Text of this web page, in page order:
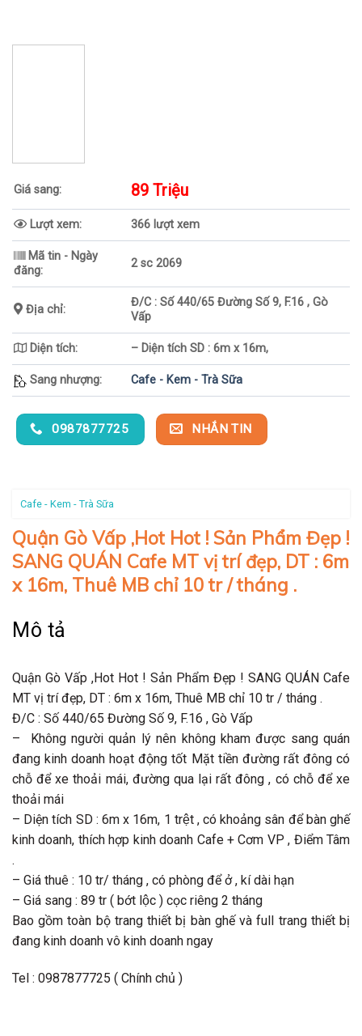
Giá sang: 89 Triệu
Lượt xem: 366 lượt xem
Mã tin - Ngày
đăng:
2 sc 2069
Địa chỉ:
Đ/C : Số 440/65 Đường Số 9, F.16 , Gò
Vấp
Diện tích: – Diện tích SD : 6m x 16m,
Sang nhượng: Cafe - Kem - Trà Sữa
0987877725 NHẮN TIN
Cafe - Kem - Trà Sữa
Quận Gò Vấp ,Hot Hot ! Sản Phẩm Đẹp !
SANG QUÁN Cafe MT vị trí đẹp, DT : 6m
x 16m, Thuê MB chỉ 10 tr / tháng .
Mô tả
Quận Gò Vấp ,Hot Hot ! Sản Phẩm Đẹp ! SANG QUÁN Cafe
MT vị trí đẹp, DT : 6m x 16m, Thuê MB chỉ 10 tr / tháng .
Đ/C : Số 440/65 Đường Số 9, F.16 , Gò Vấp
– Không người quản lý nên không kham được sang quán
đang kinh doanh hoạt động tốt Mặt tiền đường rất đông có
chỗ để xe thoải mái, đường qua lại rất đông , có chỗ để xe
thoải mái
– Diện tích SD : 6m x 16m, 1 trệt , có khoảng sân để bàn ghế
kinh doanh, thích hợp kinh doanh Cafe + Cơm VP , Điểm Tâm
.
– Giá thuê : 10 tr/ tháng , có phòng để ở , kí dài hạn
– Giá sang : 89 tr ( bớt lộc ) cọc riêng 2 tháng
Bao gồm toàn bộ trang thiết bị bàn ghế và full trang thiết bị
đang kinh doanh vô kinh doanh ngay
Tel : 0987877725 ( Chính chủ )